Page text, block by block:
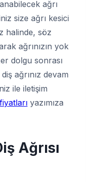
ağrı
size ağrı kesici
halinde, söz
ağrınızın yok
dolgu sonrası
ağrınız devam
ile iletişim
yazımıza
Ağrısı